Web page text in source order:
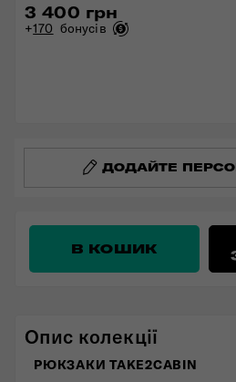
3 400 грн
+170 бонусів
ДОДАЙТЕ
В КОШИК
Опис колекції
РЮКЗАКИ TAKE2CABIN